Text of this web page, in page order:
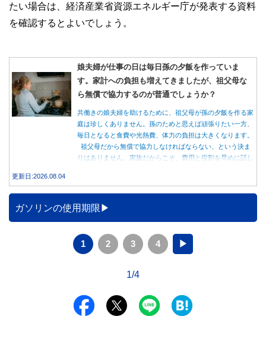
たい場合は、経済産業省資源エネルギー庁が発表する資料
を確認するとよいでしょう。
娘夫婦が仕事の日は毎日孫の夕飯を作っていま
す。家計への負担も増えてきましたが、祖父母な
ら無償で協力するのが普通でしょうか？
共働きの娘夫婦を助けるために、祖父母が孫の夕飯を作る家
庭は珍しくありません。孫のためと思えば頑張りたい一方、
毎日となると食費や光熱費、体力の負担は大きくなります。
祖父母だから無償で協力しなければならない、という決ま
りはありません。家族だからこそ、費用と役割を早めに話し
更新日:2026.08.04
ガソリンの使用期限
1 2 3 4 ▶
1/4